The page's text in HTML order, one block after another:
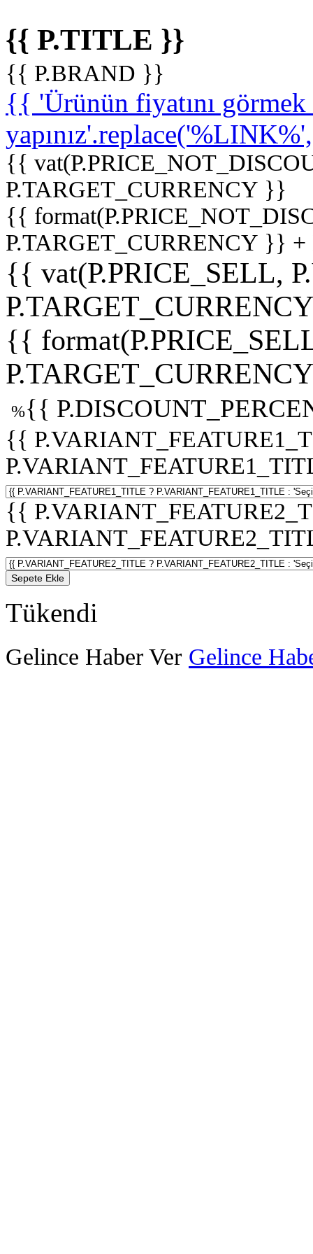
{{ P.TITLE }}
{{ P.BRAND }}
{{ 'Ürünün fiyatını
{{
P.TARGET_CURRENCY }}
{{
P.TARGET_CURRENCY }}
{{ vat(P.PRICE_SELL,
{{
%{{
{{
{{
Sepete Ekle
Tükendi
Gelince Haber Ver Gelince